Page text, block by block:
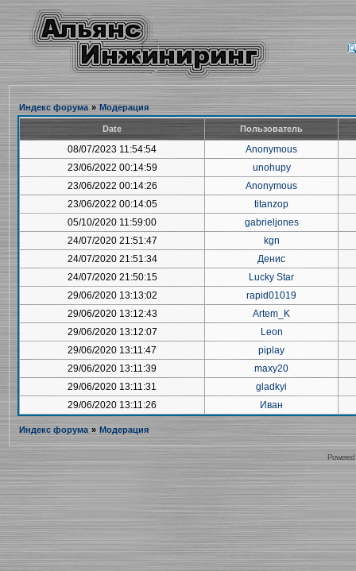
Индекс форума » Модерация
Date Пользователь
08/07/2023 11:54:54
Anonymous
23/06/2022 00:14:59
unohupy
23/06/2022 00:14:26
Anonymous
23/06/2022 00:14:05
titanzop
05/10/2020 11:59:00
gabrieljones
24/07/2020 21:51:47
kgn
24/07/2020 21:51:34
Денис
24/07/2020 21:50:15
Lucky Star
29/06/2020 13:13:02
rapid01019
29/06/2020 13:12:43
Artem_K
29/06/2020 13:12:07
Leon
29/06/2020 13:11:47
piplay
29/06/2020 13:11:39
maxy20
29/06/2020 13:11:31
gladkyi
29/06/2020 13:11:26
Иван
Индекс форума » Модерация